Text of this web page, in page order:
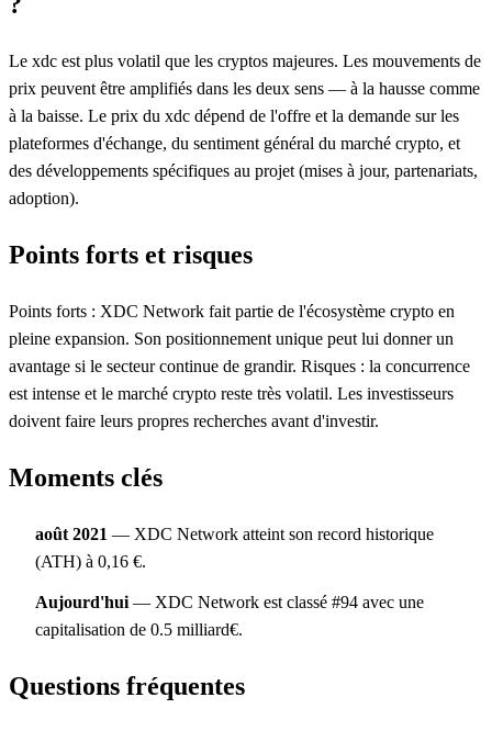
Le xdc est plus volatil que les cryptos majeures. Les mouvements de
prix peuvent être amplifiés dans les deux sens — à la hausse comme
à la baisse. Le prix du xdc dépend de l'offre et la demande sur les
plateformes d'échange, du sentiment général du marché crypto, et
des développements spécifiques au projet (mises à jour, partenariats,
adoption).
Points forts et risques
Points forts : XDC Network fait partie de l'écosystème crypto en
pleine expansion. Son positionnement unique peut lui donner un
avantage si le secteur continue de grandir. Risques : la concurrence
est intense et le marché crypto reste très volatil. Les investisseurs
doivent faire leurs propres recherches avant d'investir.
Moments clés
août 2021 — XDC Network atteint son record historique
(ATH) à 0,16 €.
Aujourd'hui — XDC Network est classé #94 avec une
capitalisation de 0.5 milliard€.
Questions fréquentes